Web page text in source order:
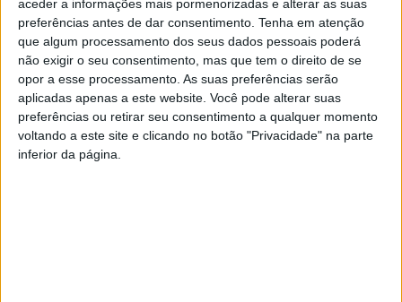
aceder a informações mais pormenorizadas e alterar as suas
preferências antes de dar consentimento. Tenha em atenção
que algum processamento dos seus dados pessoais poderá
não exigir o seu consentimento, mas que tem o direito de se
opor a esse processamento. As suas preferências serão
aplicadas apenas a este website. Você pode alterar suas
preferências ou retirar seu consentimento a qualquer momento
voltando a este site e clicando no botão "Privacidade" na parte
inferior da página.
saúde de todos por uns dias de férias ou reencontro
familiar alargado de alguns”, apelou.